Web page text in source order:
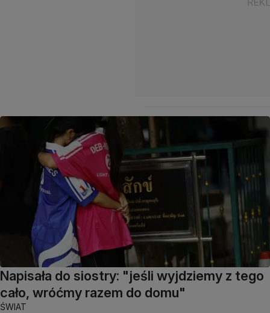
Napisała do siostry: "jeśli wyjdziemy z tego
cało, wróćmy razem do domu"
ŚWIAT